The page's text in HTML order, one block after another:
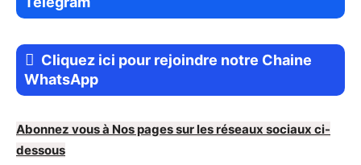
Cliquez ici pour rejoindre notre Chaine
WhatsApp
Abonnez vous à Nos pages sur les réseaux sociaux ci-
dessous